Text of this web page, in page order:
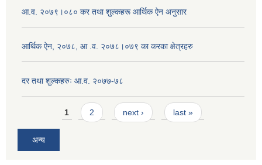
आ.व. २०७९।०८० कर तथा शुल्कहरू आर्थिक ऐन अनुसार
आर्थिक ऐन, २०७८, आ .व. २०७८।०७९ का करका क्षेत्रहरु
दर तथा शुल्कहरुः आ.व. २०७७-७८
Pages1 2 next › last »
अन्य